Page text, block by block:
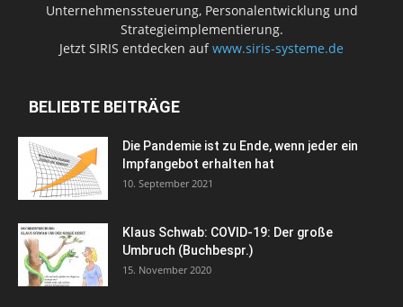
Unternehmenssteuerung, Personalentwicklung und
Strategieimplementierung.
Jetzt SIRIS entdecken aufwww.siris-systeme.de
BELIEBTE BEITRÄGE
Die Pandemie ist zu Ende, wenn jeder ein
Impfangebot erhalten hat
10. September 2021
Klaus Schwab: COVID-19: Der große
Umbruch (Buchbespr.)
15. November 2020